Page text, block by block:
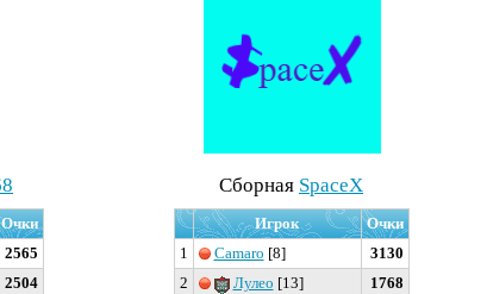
Очки
2565
2504
Cборная SpaceX
Игрок
Очки
1
Camaro [8]
3130
2
Лулео [13]
1768